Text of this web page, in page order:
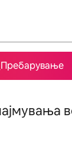
Пребарување